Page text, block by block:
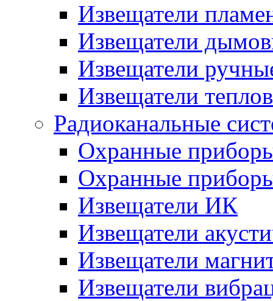
Извещатели
Извещатели
Извещатели
Извещатели
Радиоканальные
Охранные
Охранные
Извещатели ИК
Извещатели
Извещатели
Извещатели